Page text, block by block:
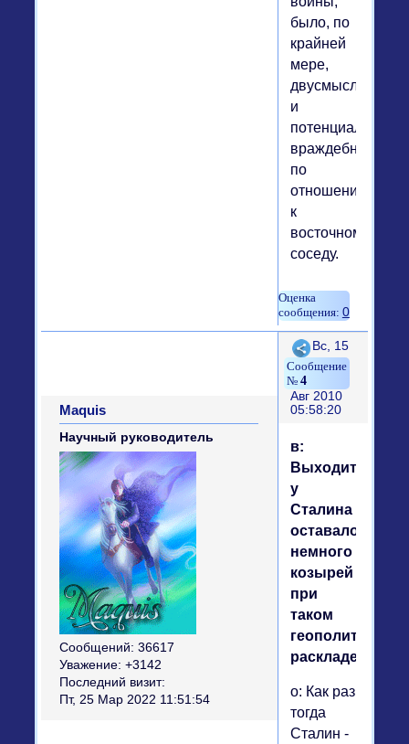
было, по
крайней
мере,
двусмысленным
и
потенциально
враждебным
по
отношению
к
восточному
соседу.
0
Поделиться
4
Вс, 15
Авг 2010
05:58:20
Maquis
Научный руководитель
Сообщений: 36617
Уважение: +3142
Последний визит:
Пт, 25 Мар 2022 11:51:54
в:
Выходит,
у
Сталина
оставалось
немного
козырей
при
таком
раскладе?
о: Как раз
тогда
Сталин -